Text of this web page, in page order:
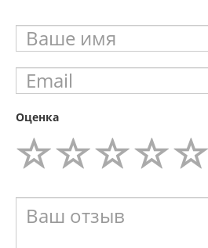
Оценка